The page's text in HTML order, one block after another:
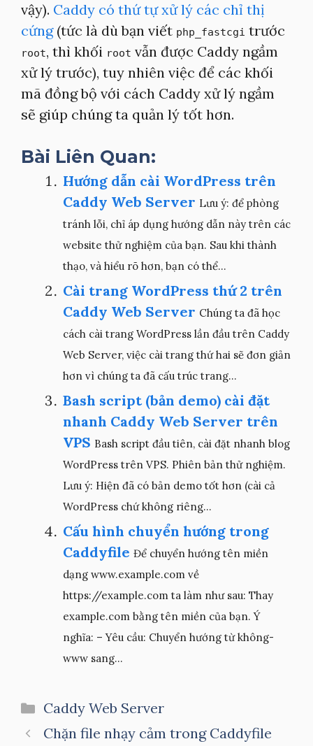
vậy). Caddy có thứ tự xử lý các chỉ thị
cứng(tức là dù bạn viết php_fastcgi trước
root, thì khối root vẫn được Caddy ngầm
xử lý trước), tuy nhiên việc để các khối
mã đồng bộ với cách Caddy xử lý ngầm
sẽ giúp chúng ta quản lý tốt hơn.
Bài Liên Quan:
Hướng dẫn cài WordPress trên
Caddy Web Server Lưu ý: để phòng
tránh lỗi, chỉ áp dụng hướng dẫn này trên các
website thử nghiệm của bạn. Sau khi thành
thạo, và hiểu rõ hơn, bạn có thể...
Cài trang WordPress thứ 2 trên
Caddy Web Server Chúng ta đã học
cách cài trang WordPress lần đầu trên Caddy
Web Server, việc cài trang thứ hai sẽ đơn giản
hơn vì chúng ta đã cấu trúc trang...
Bash script (bản demo) cài đặt
nhanh Caddy Web Server trên
VPS Bash script đầu tiên, cài đặt nhanh blog
WordPress trên VPS. Phiên bản thử nghiệm.
Lưu ý: Hiện đã có bản demo tốt hơn (cài cả
WordPress chứ không riêng...
Cấu hình chuyển hướng trong
Caddyfile Để chuyển hướng tên miền
dạng www.example.com về
https://example.com ta làm như sau: Thay
example.com bằng tên miền của bạn. Ý
nghĩa: – Yêu cầu: Chuyển hướng từ không-
www sang...
Danh
mục
Caddy Web Server
Chặn file nhạy cảm trong Caddyfile